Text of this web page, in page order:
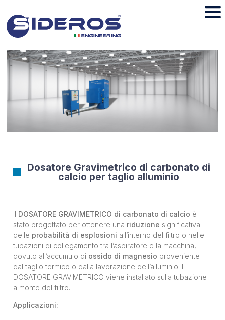
Dosatore Gravimetrico di carbonato di
calcio per taglio alluminio
Il DOSATORE GRAVIMETRICO di carbonato di calcio è
stato progettato per ottenere una riduzione significativa
delle probabilità di esplosioni all’interno del filtro o nelle
tubazioni di collegamento tra l’aspiratore e la macchina,
dovuto all’accumulo di ossido di magnesio proveniente
dal taglio termico o dalla lavorazione dell’alluminio. Il
DOSATORE GRAVIMETRICO viene installato sulla tubazione
a monte del filtro.
Applicazioni: